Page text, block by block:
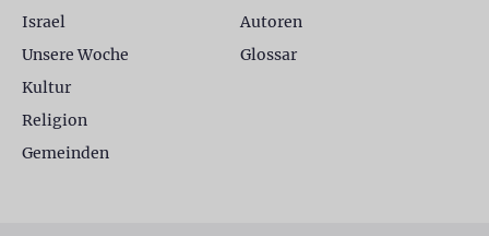
Israel
Unsere Woche
Kultur
Religion
Gemeinden
Autoren
Glossar